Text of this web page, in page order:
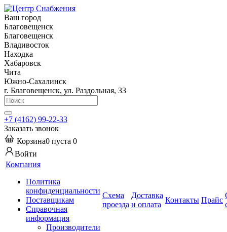
Ваш город
Благовещенск
Благовещенск
Владивосток
Находка
Хабаровск
Чита
Южно-Сахалинск
г. Благовещенск, ул. Раздольная, 33
+7 (4162) 99-22-33
Заказать звонок
Корзина0 пуста 0
Войти
Компания
Политика
конфиденциальности
Поставщикам
Справочная
информация
Производители
Схема
проезда
Доставка
и оплата
Контакты Прайс